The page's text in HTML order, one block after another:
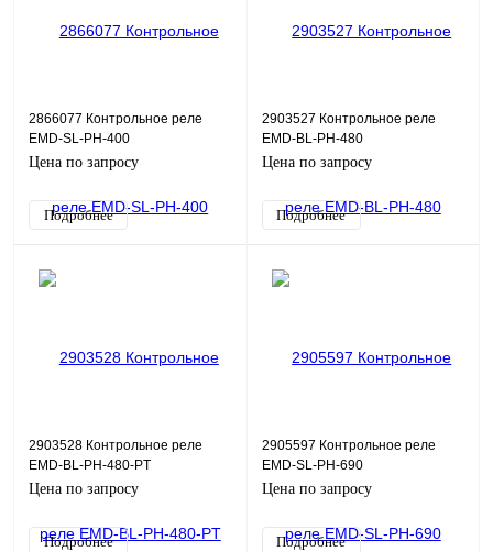
2866077 Контрольное реле
EMD-SL-PH-400
Цена по запросу
Подробнее
2903527 Контрольное реле
EMD-BL-PH-480
Цена по запросу
Подробнее
2903528 Контрольное реле
EMD-BL-PH-480-PT
Цена по запросу
Подробнее
2905597 Контрольное реле
EMD-SL-PH-690
Цена по запросу
Подробнее